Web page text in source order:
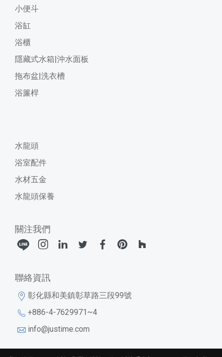
小便斗
浴缸
浴櫃
隱藏式水箱|沖水面板
拖布盆|洗衣槽
浴簾桿
水龍頭
浴室配件
水材五金
水龍頭保養
關注我們
聯絡資訊
彰化縣和美鎮彰草路三段99號
+886-4-7629971~4
info@justime.com